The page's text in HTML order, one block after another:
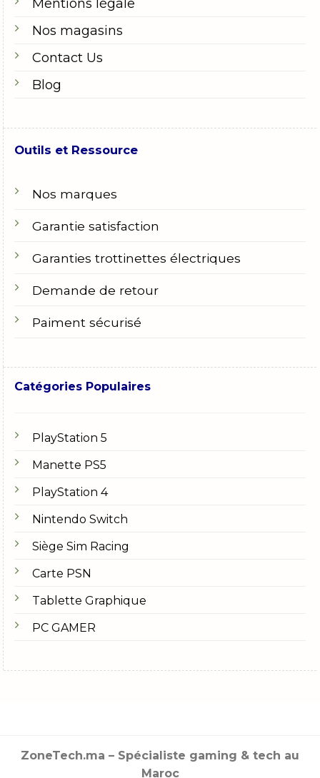
Mentions légale
Nos magasins
Contact Us
Blog
Outils et Ressource
Nos marques
Garantie satisfaction
Garanties trottinettes électriques
Demande de retour
Paiment sécurisé
Catégories Populaires
PlayStation 5
Manette PS5
PlayStation 4
Nintendo Switch
Siège Sim Racing
Carte PSN
Tablette Graphique
PC GAMER
ZoneTech.ma – Spécialiste gaming & tech au
Maroc